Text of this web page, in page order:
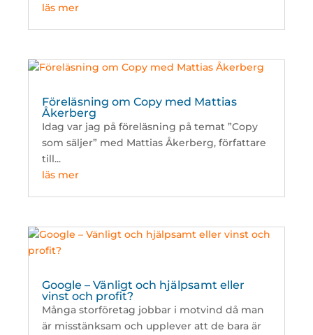
läs mer
Föreläsning om Copy med Mattias
Åkerberg
Idag var jag på föreläsning på temat ”Copy
som säljer” med Mattias Åkerberg, författare
till...
läs mer
Google – Vänligt och hjälpsamt eller
vinst och profit?
Många storföretag jobbar i motvind då man
är misstänksam och upplever att de bara är